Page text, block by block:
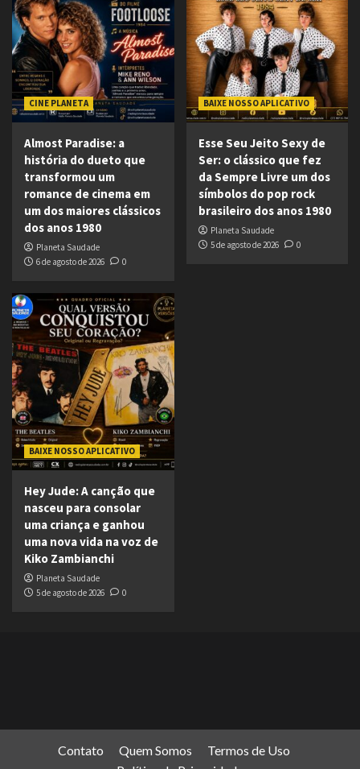
CINE PLANETA
Almost Paradise: a
história do dueto que
transformou um
romance de cinema em
um dos maiores clássicos
dos anos 1980
Planeta Saudade
6 de agosto de 2026
0
BAIXE NOSSO APLICATIVO
Esse Seu Jeito Sexy de
Ser: o clássico que fez
da Sempre Livre um dos
símbolos do pop rock
brasileiro dos anos 1980
Planeta Saudade
5 de agosto de 2026
0
BAIXE NOSSO APLICATIVO
Hey Jude: A canção que
nasceu para consolar
uma criança e ganhou
uma nova vida na voz de
Kiko Zambianchi
Planeta Saudade
5 de agosto de 2026
0
Contato Quem Somos
Termos de Uso